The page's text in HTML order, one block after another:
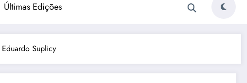
Últimas Edições
Suplicy